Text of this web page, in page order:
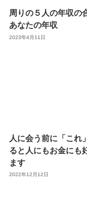
周りの５人の年収の
あなたの年収
2023年4月11日
人に会う前に「これ
ると人にもお金にも
ます
2022年12月12日